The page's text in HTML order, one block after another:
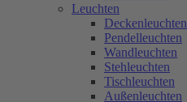
Leuchten
Deckenleuchten
Pendelleuchten
Wandleuchten
Stehleuchten
Tischleuchten
Außenleuchten